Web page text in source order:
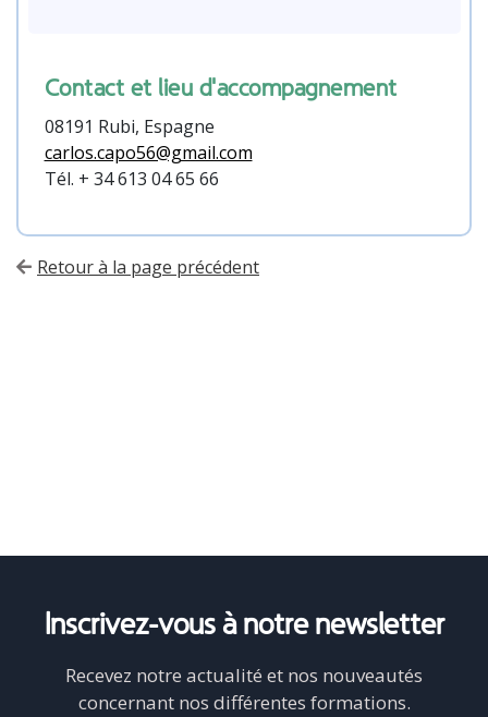
Contact et lieu d'accompagnement
08191 Rubi, Espagne
carlos.capo56@gmail.com
Tél. + 34 613 04 65 66
Retour à la page précédent
Inscrivez-vous à notre newsletter
Recevez notre actualité et nos nouveautés
concernant nos différentes formations.